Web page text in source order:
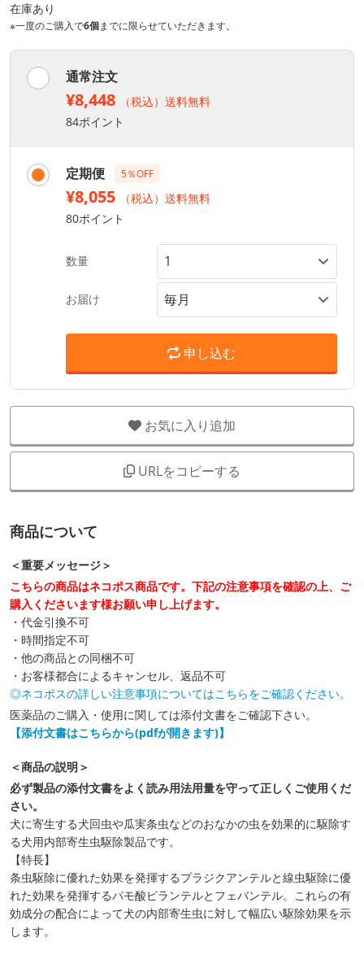
在庫あり
※一度のご購入で6個までに限らせていただきます。
通常注文
¥8,448
（税込）送料無料
84ポイント
定期便 5％OFF
¥8,055
（税込）送料無料
80ポイント
数量
お届け
申し込む
お気に入り追加
URLをコピーする
商品について
＜重要メッセージ＞
こちらの商品はネコポス商品です。下記の注意事項を確認の上、ご
購入くださいます様お願い申し上げます。
・代金引換不可
・時間指定不可
・他の商品との同梱不可
・お客様都合によるキャンセル、返品不可
◎ネコポスの詳しい注意事項についてはこちらをご確認ください。
医薬品のご購入・使用に関しては添付文書をご確認下さい。
【添付文書はこちらから(pdfが開きます)】
＜商品の説明＞
必ず製品の添付文書をよく読み用法用量を守って正しくご使用くだ
さい。
犬に寄生する犬回虫や瓜実条虫などのおなかの虫を効果的に駆除す
る犬用内部寄生虫駆除製品です。
【特長】
条虫駆除に優れた効果を発揮するプラジクアンテルと線虫駆除に優
れた効果を発揮するパモ酸ピランテルとフェバンテル。これらの有
効成分の配合によって犬の内部寄生虫に対して幅広い駆除効果を示
します。